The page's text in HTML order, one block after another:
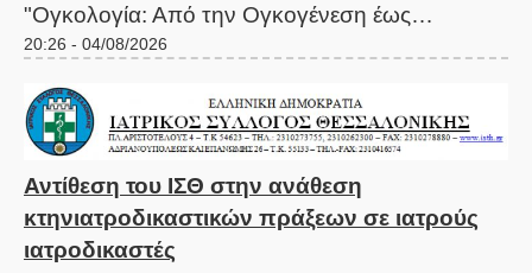
"Ογκολογία: Από την Ογκογένεση έως…
20:26 - 04/08/2026
Αντίθεση του ΙΣΘ στην ανάθεση
κτηνιατροδικαστικών πράξεων σε ιατρούς
ιατροδικαστές